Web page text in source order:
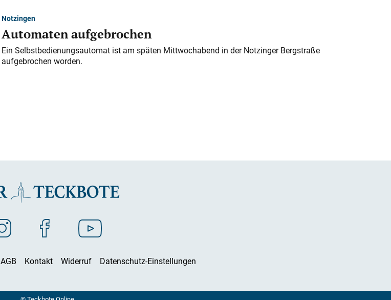
Notzingen
Automaten aufgebrochen
Ein Selbstbedienungsautomat ist am späten Mittwochabend in der Notzinger Bergstraße
aufgebrochen worden.
AGB Kontakt Widerruf Datenschutz-Einstellungen